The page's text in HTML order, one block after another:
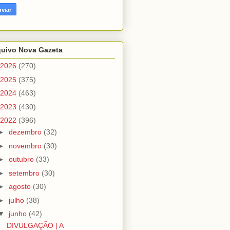
Nova Gazeta
2026 (270)
2025 (375)
2024 (463)
2023 (430)
2022 (396)
dezembro (32)
novembro (30)
outubro (33)
setembro (30)
agosto (30)
julho (38)
junho (42)
DIVULGAÇÃO | A